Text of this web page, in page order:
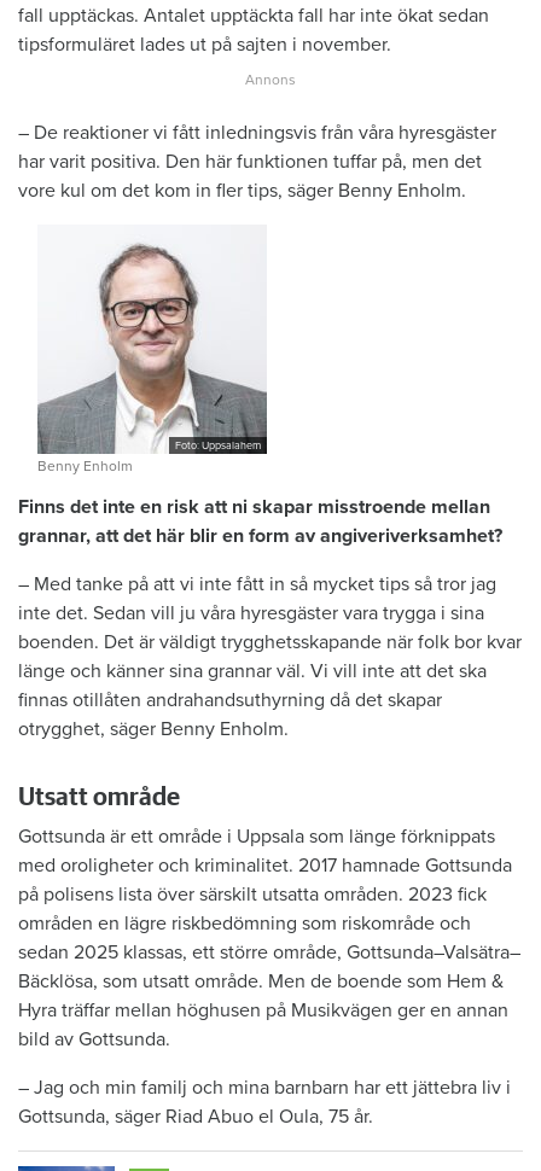
fall upptäckas. Antalet upptäckta fall har inte ökat sedan
tipsformuläret lades ut på sajten i november.
– De reaktioner vi fått inledningsvis från våra hyresgäster
har varit positiva. Den här funktionen tuffar på, men det
vore kul om det kom in fler tips, säger Benny Enholm.
Foto: Uppsalahem
Benny Enholm
Finns det inte en risk att ni skapar misstroende mellan
grannar, att det här blir en form av angiveriverksamhet?
– Med tanke på att vi inte fått in så mycket tips så tror jag
inte det. Sedan vill ju våra hyresgäster vara trygga i sina
boenden. Det är väldigt trygghetsskapande när folk bor kvar
länge och känner sina grannar väl. Vi vill inte att det ska
finnas otillåten andrahandsuthyrning då det skapar
otrygghet, säger Benny Enholm.
Utsatt område
Gottsunda är ett område i Uppsala som länge förknippats
med oroligheter och kriminalitet. 2017 hamnade Gottsunda
på polisens lista över särskilt utsatta områden. 2023 fick
områden en lägre riskbedömning som riskområde och
sedan 2025 klassas, ett större område, Gottsunda–Valsätra–
Bäcklösa, som utsatt område. Men de boende som Hem &
Hyra träffar mellan höghusen på Musikvägen ger en annan
bild av Gottsunda.
– Jag och min familj och mina barnbarn har ett jättebra liv i
Gottsunda, säger Riad Abuo el Oula, 75 år.